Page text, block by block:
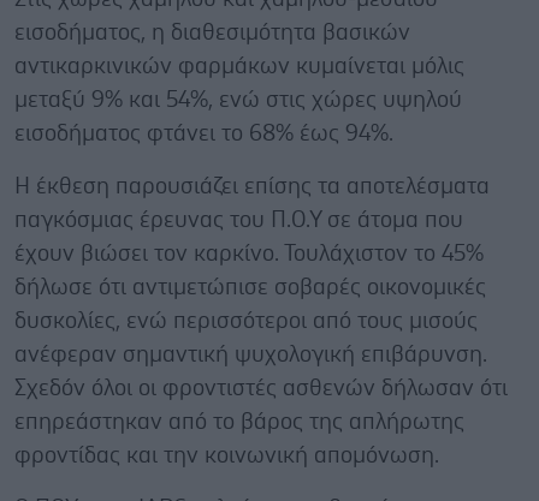
εισοδήματος, η διαθεσιμότητα βασικών
αντικαρκινικών φαρμάκων κυμαίνεται μόλις
μεταξύ 9% και 54%, ενώ στις χώρες υψηλού
εισοδήματος φτάνει το 68% έως 94%.
Η έκθεση παρουσιάζει επίσης τα αποτελέσματα
παγκόσμιας έρευνας του Π.Ο.Υ σε άτομα που
έχουν βιώσει τον καρκίνο. Τουλάχιστον το 45%
δήλωσε ότι αντιμετώπισε σοβαρές οικονομικές
δυσκολίες, ενώ περισσότεροι από τους μισούς
ανέφεραν σημαντική ψυχολογική επιβάρυνση.
Σχεδόν όλοι οι φροντιστές ασθενών δήλωσαν ότι
επηρεάστηκαν από το βάρος της απλήρωτης
φροντίδας και την κοινωνική απομόνωση.